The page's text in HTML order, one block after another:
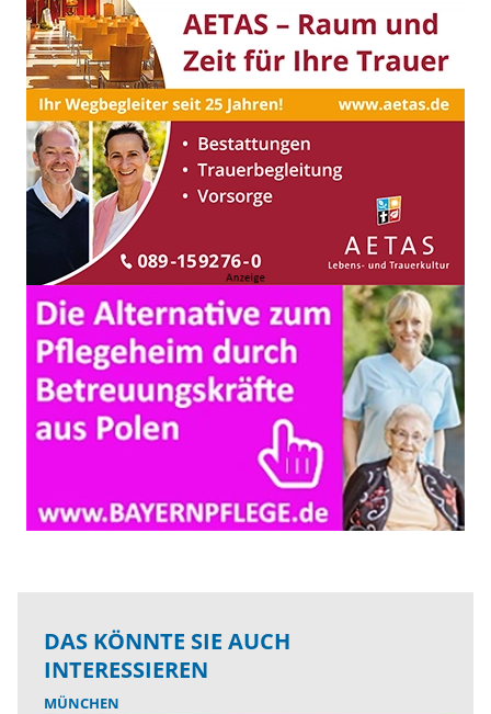
DAS KÖNNTE SIE AUCH
INTERESSIEREN
MÜNCHEN